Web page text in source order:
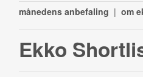
månedens anbefaling | om
Ekko